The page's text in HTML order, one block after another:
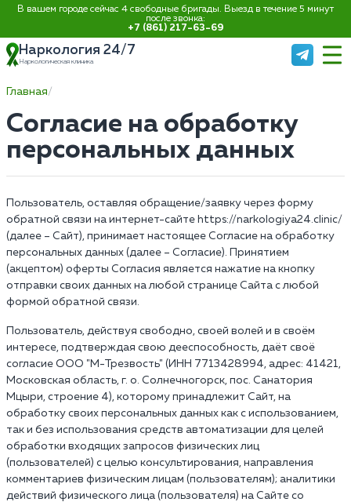
В вашем городе сейчас 4 свободные бригады. Выезд в течение 5 минут
после звонка:
+7 (861) 217-63-69
Наркология 24/7
Наркологическая клиника
Главная
Согласие на обработку
персональных данных
Пользователь, оставляя обращение/заявку через форму
обратной связи на интернет-сайте https://narkologiya24.clinic/
(далее – Сайт), принимает настоящее Согласие на обработку
персональных данных (далее – Согласие). Принятием
(акцептом) оферты Согласия является нажатие на кнопку
отправки своих данных на любой странице Сайта с любой
формой обратной связи.
Пользователь, действуя свободно, своей волей и в своём
интересе, подтверждая свою дееспособность, даёт своё
согласие ООО "М-Трезвость" (ИНН 7713428994, адрес: 41421,
Московская область, г. о. Солнечногорск, пос. Санатория
Мцыри, строение 4), которому принадлежит Сайт, на
обработку своих персональных данных как с использованием,
так и без использования средств автоматизации для целей
обработки входящих запросов физических лиц
(пользователей) с целью консультирования, направления
комментариев физическим лицам (пользователям); аналитики
действий физического лица (пользователя) на Сайте со